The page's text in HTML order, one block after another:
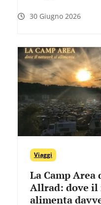
30 Giugno 2026
Viaggi
La Camp
Allrad: dove il
alimenta